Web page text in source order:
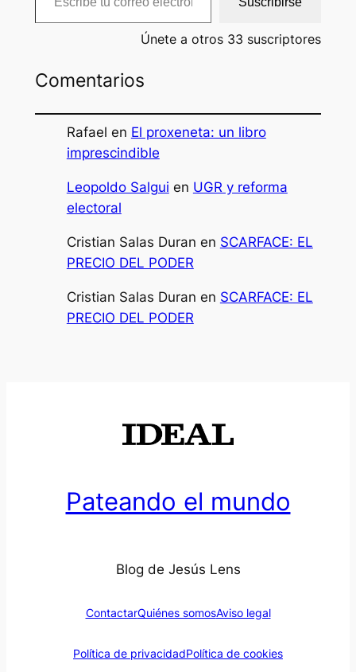
Únete a otros 33 suscriptores
Comentarios
Rafael en El proxeneta: un libro
imprescindible
Leopoldo Salgui en UGR y reforma
electoral
Cristian Salas Duran en SCARFACE: EL
PRECIO DEL PODER
Cristian Salas Duran en SCARFACE: EL
PRECIO DEL PODER
Pateando el mundo
Blog de Jesús Lens
ContactarQuiénes somosAviso legal
Política de privacidadPolítica de cookies